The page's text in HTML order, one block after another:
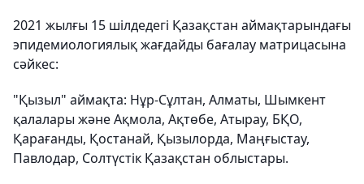
2021 жылғы 15 шілдедегі Қазақстан аймақтарындағы
эпидемиологиялық жағдайды бағалау матрицасына
сәйкес:
"Қызыл" аймақта: Нұр-Сұлтан, Алматы, Шымкент
қалалары және Ақмола, Ақтөбе, Атырау, БҚО,
Қарағанды, Қостанай, Қызылорда, Маңғыстау,
Павлодар, Солтүстік Қазақстан облыстары.